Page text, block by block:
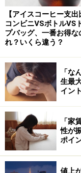
たりすることもあ
太らないように野
す。
1億円達成しても以
さん（60代）
ただ、少し変わっ
に“これで楽しん
なったことでしょ
――お金の心配をす
【アイスコーヒー支出
コンビニVSボトルVS
プバッグ、一番お得な
れ？いくら違う？
「な
生最
イン
「家
性が
ポイ
値上